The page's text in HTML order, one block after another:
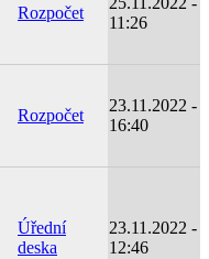
Rozpočet
11:26
Rozpočet
23.11.2022 -
16:40
Úřední
deska
23.11.2022 -
12:46